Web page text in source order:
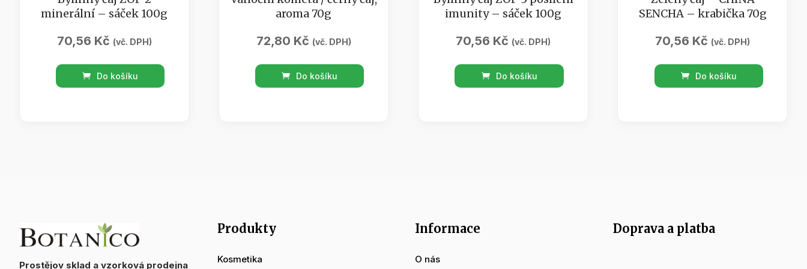
minerální – sáček 100g
70,56 Kč (vč. DPH)
Bylinný
čaj
Do košíku
aroma 70g
72,80 Kč (vč. DPH)
Vánoční
kometa
Do košíku
imunity – sáček 100g
70,56 Kč (vč. DPH)
Bylinný
čaj
Do košíku
SENCHA – krabička 70g
70,56 Kč (vč. DPH)
Zelený
čaj
Do košíku
Prostějov sklad a vzorková prodejna
Produkty
Kosmetika
Informace
O nás
Doprava a platba